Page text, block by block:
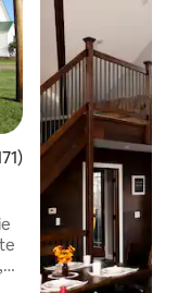
avaliação média de